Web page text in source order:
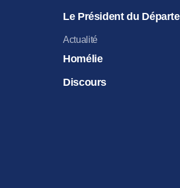
Le Président du
Actualité
Homélie
Discours